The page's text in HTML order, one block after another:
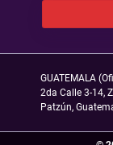
GUATEMALA
2da Calle 3-14,
Patzún,